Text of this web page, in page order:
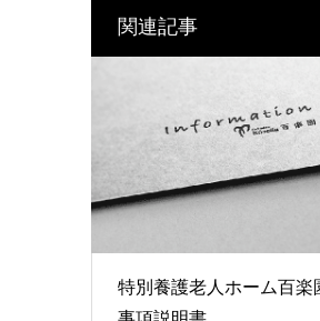
関連記事
特別養護老人ホーム百楽